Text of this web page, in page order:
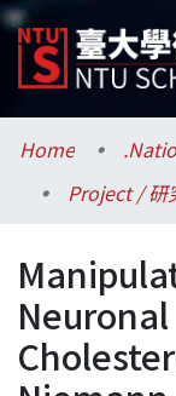
Communities
Research
Fundings &
Researchers
Organizations
Home
Project / 研
Neuronal